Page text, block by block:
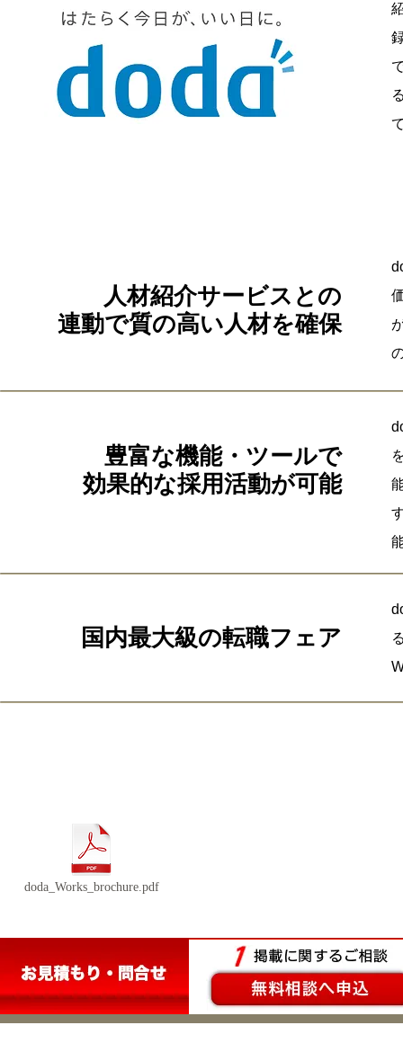
人材紹介サービスとの
連動で質の高い人材を確保
豊富な機能・ツールで
効果的な採用活動が可能
国内最大級の転職フェア
doda_Works_brochure.pdf